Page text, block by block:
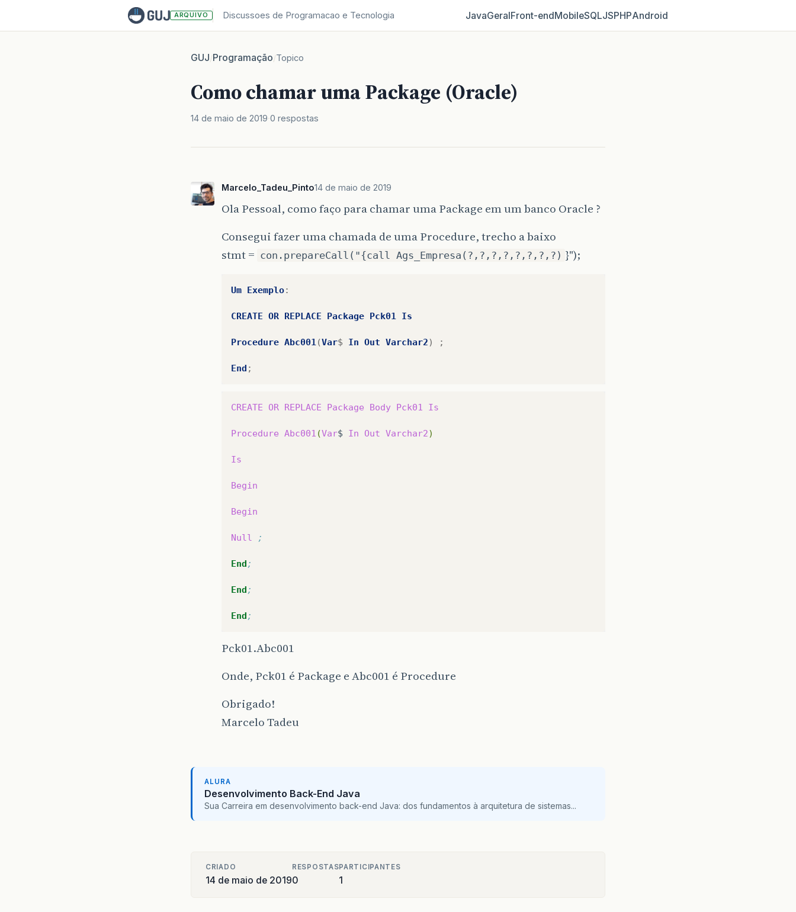
ARQUIVO Discussoes de Programacao e Tecnologia JavaGeralFront‑endMobileSQLJSPHPAndroid
GUJ/Programação/Topico
Como chamar uma Package (Oracle)
14 de maio de 2019 0 respostas
Marcelo_Tadeu_Pinto14 de maio de 2019
Ola Pessoal, como faço para chamar uma Package em um banco Oracle ?
Consegui fazer uma chamada de uma Procedure, trecho a baixo
stmt = con.prepareCall("{call Ags_Empresa(?,?,?,?,?,?,?,?) }");
Um Exemplo:
CREATE OR REPLACE Package Pck01 Is
Procedure Abc001 (Var$ In Out Varchar2) ;
End ;
CREATE OR REPLACE Package Body Pck01 Is
Procedure Abc001 (Var$ In Out Varchar2)
Is
Begin
Begin
Null ;
End;
End;
End;
Pck01.Abc001
Onde, Pck01 é Package e Abc001 é Procedure
Obrigado!
Marcelo Tadeu
ALURA
Desenvolvimento Back-End Java
Sua Carreira em desenvolvimento back-end Java: dos fundamentos à arquitetura de sistemas...
CRIADO
14 de maio de 2019
RESPOSTAS
0
PARTICIPANTES
1